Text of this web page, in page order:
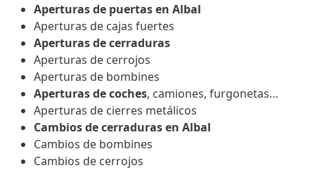
Aperturas de puertas en Albal
Aperturas de cajas fuertes
Aperturas de cerraduras
Aperturas de cerrojos
Aperturas de bombines
Aperturas de coches, camiones, furgonetas…
Aperturas de cierres metálicos
Cambios de cerraduras en Albal
Cambios de bombines
Cambios de cerrojos